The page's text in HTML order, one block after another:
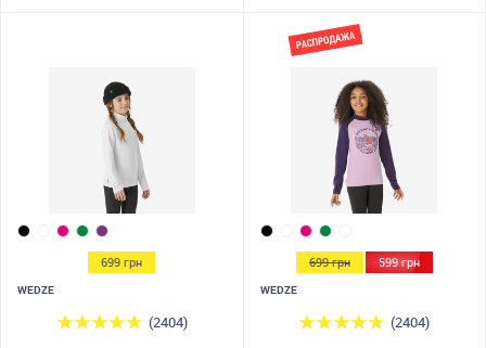
699 грн
WEDZE
(2404)
699 грн 599 грн
WEDZE
(2404)